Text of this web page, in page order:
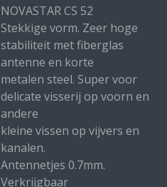
NOVASTAR CS 52
Stekkige vorm. Zeer hoge
stabiliteit met fiberglas
antenne en korte
metalen steel. Super voor
delicate visserij op voorn en
andere
kleine vissen op vijvers en
kanalen.
Antennetjes 0.7mm.
Verkrijgbaar